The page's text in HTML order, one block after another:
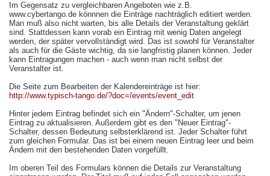
Im Gegensatz zu vergleichbaren Angeboten wie z.B.
www.cybertango.de könnnen die Einträge nachträglich editiert werden.
Man muß also nicht warten, bis alle Details der Veranstaltung geklärt
sind. Stattdessen kann vorab ein Eintrag mit wenig Daten angelegt
werden, der später vervollständigt wird. Das ist sowohl für Veranstalter
als auch für die Gäste wichtig, da sie langfristig planen können. Jeder
kann Eintragungen machen - auch wenn man nicht selbst der
Veranstalter ist.
Die Seite zum Bearbeiten der Kalendereinträge ist hier:
http://www.typisch-tango.de/?doc=/events/event_edit
Hinter jedem Eintrag befindet sich ein "Ändern"-Schalter, um jenen
Eintrag zu aktualisieren. Außerdem gibt es den "Neuer Eintrag"-
Schalter, dessen Bedeutung selbsterklärend ist. Jeder Schalter führt
zum gleichen Formular. Das ist bei einem neuen Eintrag leer und beim
Ändern mit den bestehenden Daten vorgefüllt.
Im oberen Teil des Formulars können die Details zur Veranstaltung